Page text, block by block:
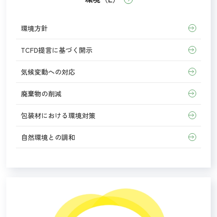
環境方針
TCFD提言に基づく開示
気候変動への対応
廃棄物の削減
包装材における環境対策
自然環境との調和